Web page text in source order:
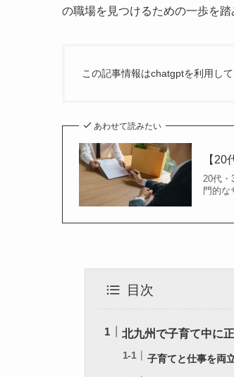
の職場を見つけるための一歩を踏
この記事情報はchatgptを利用し
あわせて読みたい
【
20代
門的な
目次
北九州で子育て中に
子育てと仕事を両